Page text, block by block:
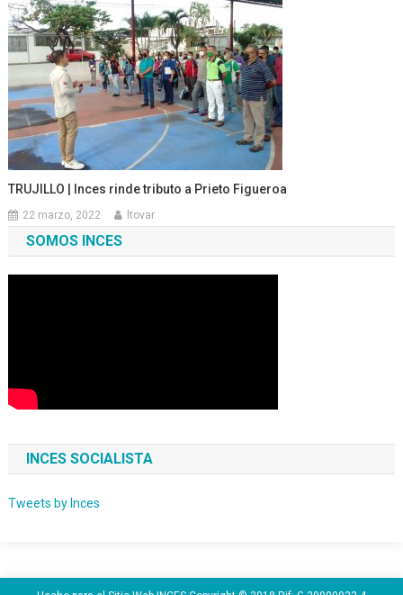
TRUJILLO | Inces rinde tributo a Prieto Figueroa
22 marzo, 2022 ltovar
SOMOS INCES
INCES SOCIALISTA
Tweets by Inces